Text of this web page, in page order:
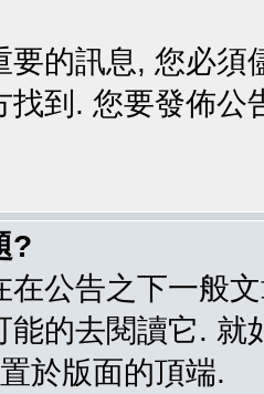
要的訊息, 您必
找到. 您要發佈
?
在公告之下一般
能的去閱讀它.
於版面的頂端.